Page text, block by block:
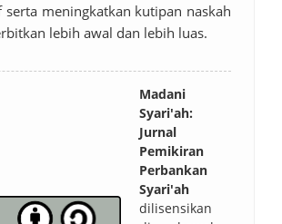
meningkatkan kutipan naskah
lebih awal dan lebih luas.
Madani
Syari'ah:
Jurnal
Pemikiran
Perbankan
Syari'ah
dilisensikan